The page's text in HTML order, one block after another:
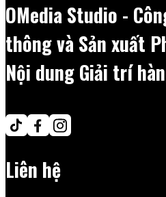
OMedia Studio -
thông và Sản xuất
Nội dung Giải trí
Liên hệ